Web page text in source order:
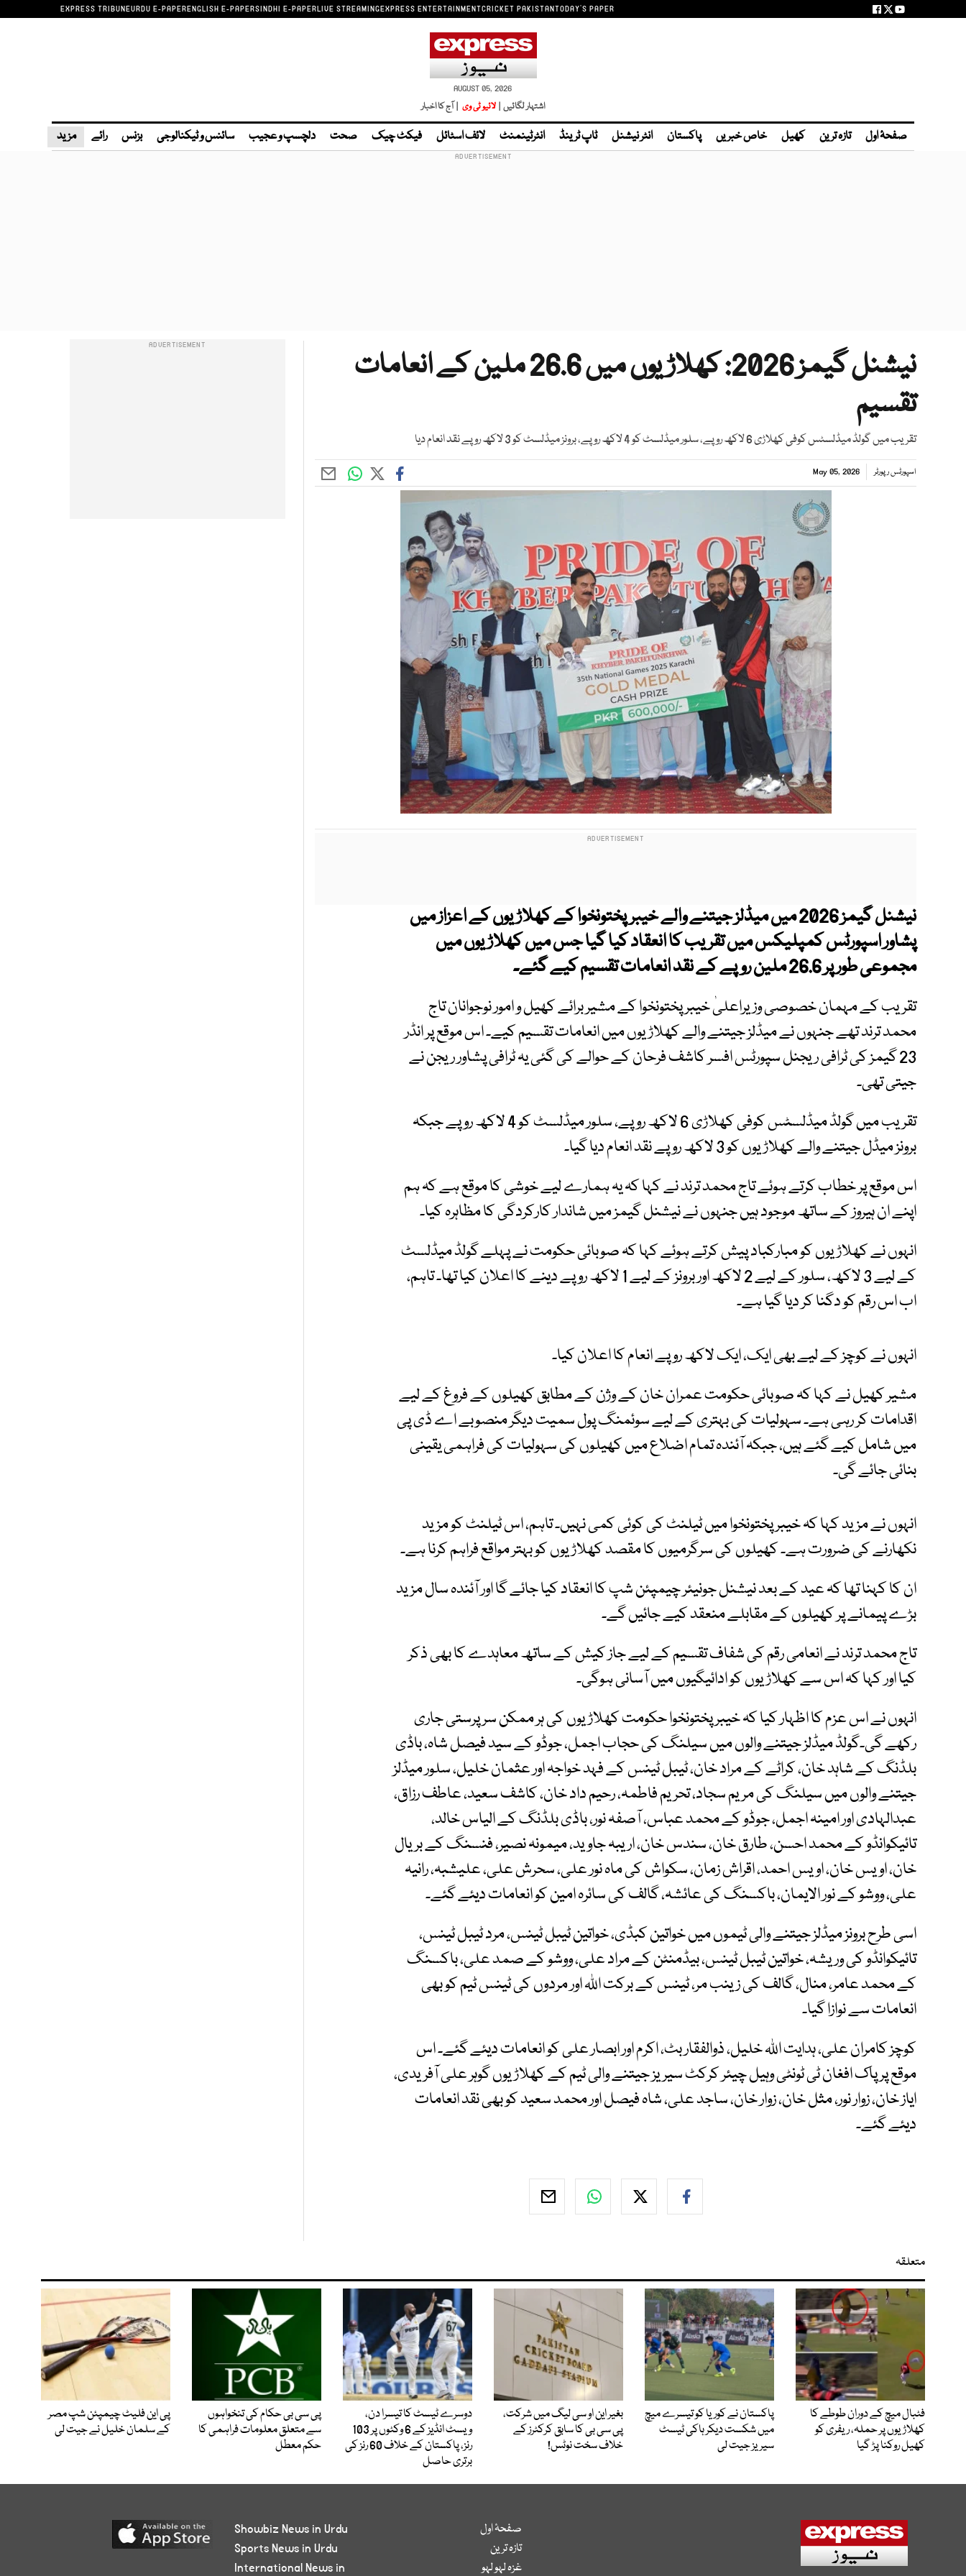
EXPRESS TRIBUNEURDU E-PAPERENGLISH E-PAPERSINDHI E-PAPERLIVE STREAMINGEXPRESS ENTERTAINMENTCRICKET PAKISTANTODAY'S PAPER
AUGUST 05, 2026
اشتہار لگائیں | لائیو ٹی وی | آج کا اخبار
صفحۂ اول تازہ ترین کھیل خاص خبریں پاکستان انٹر نیشنل ٹاپ ٹرینڈ انٹرٹینمنٹ لائف اسٹائل فیکٹ چیک صحت دلچسپ و عجیب سائنس و ٹیکنالوجی بزنس رائے مزید
نیشنل گیمز 2026: کھلاڑیوں میں 26.6 ملین کے انعامات
تقسیم
تقریب میں گولڈ میڈلسٹس کوفی کھلاڑی 6 لاکھ روپے، سلور میڈلسٹ کو 4 لاکھ روپے، برونز میڈلسٹ کو 3 لاکھ روپے نقد انعام دیا
اسپورٹس رپورٹر May 05, 2026
نیشنل گیمز 2026 میں میڈلز جیتنے والے خیبرپختونخوا کے کھلاڑیوں کے اعزاز میں
پشاوراسپورٹس کمپلیکس میں تقریب کا انعقاد کیا گیا جس میں کھلاڑیوں میں
مجموعی طور پر 26.6 ملین روپے کے نقد انعامات تقسیم کیے گئے۔
تقریب کے مہمان خصوصی وزیراعلیٰ خیبرپختونخوا کے مشیر برائے کھیل و امور نوجوانان تاج
محمد ترند تھے جنہوں نے میڈلز جیتنے والے کھلاڑیوں میں انعامات تقسیم کیے۔ اس موقع پر انڈر
23 گیمز کی ٹرافی ریجنل سپورٹس افسر کاشف فرحان کے حوالے کی گئی یہ ٹرافی پشاور ریجن نے
جیتی تھی۔
تقریب میں گولڈ میڈلسٹس کوفی کھلاڑی 6 لاکھ روپے، سلور میڈلسٹ کو 4 لاکھ روپے جبکہ
برونز میڈل جیتنے والے کھلاڑیوں کو 3 لاکھ روپے نقد انعام دیا گیا۔
اس موقع پر خطاب کرتے ہوئے تاج محمد ترند نے کہا کہ یہ ہمارے لیے خوشی کا موقع ہے کہ ہم
اپنے ان ہیروز کے ساتھ موجود ہیں جنہوں نے نیشنل گیمز میں شاندار کارکردگی کا مظاہرہ کیا۔
انہوں نے کھلاڑیوں کو مبارکباد پیش کرتے ہوئے کہا کہ صوبائی حکومت نے پہلے گولڈ میڈلسٹ
کے لیے 3 لاکھ، سلور کے لیے 2 لاکھ اور برونز کے لیے 1 لاکھ روپے دینے کا اعلان کیا تھا۔ تاہم،
اب اس رقم کو دگنا کر دیا گیا ہے۔
انہوں نے کوچز کے لیے بھی ایک، ایک لاکھ روپے انعام کا اعلان کیا۔
مشیر کھیل نے کہا کہ صوبائی حکومت عمران خان کے وژن کے مطابق کھیلوں کے فروغ کے لیے
اقدامات کر رہی ہے۔ سہولیات کی بہتری کے لیے سوئمنگ پول سمیت دیگر منصوبے اے ڈی پی
میں شامل کیے گئے ہیں، جبکہ آئندہ تمام اضلاع میں کھیلوں کی سہولیات کی فراہمی یقینی
بنائی جائے گی۔
انہوں نے مزید کہا کہ خیبرپختونخوا میں ٹیلنٹ کی کوئی کمی نہیں۔ تاہم، اس ٹیلنٹ کو مزید
نکھارنے کی ضرورت ہے۔ کھیلوں کی سرگرمیوں کا مقصد کھلاڑیوں کو بہتر مواقع فراہم کرنا ہے۔
ان کا کہنا تھا کہ عید کے بعد نیشنل جونیئر چیمپئن شپ کا انعقاد کیا جائے گا اور آئندہ سال مزید
بڑے پیمانے پر کھیلوں کے مقابلے منعقد کیے جائیں گے۔
تاج محمد ترند نے انعامی رقم کی شفاف تقسیم کے لیے جاز کیش کے ساتھ معاہدے کا بھی ذکر
کیا اور کہا کہ اس سے کھلاڑیوں کو ادائیگیوں میں آسانی ہوگی۔
انہوں نے اس عزم کا اظہار کیا کہ خیبرپختونخوا حکومت کھلاڑیوں کی ہر ممکن سرپرستی جاری
رکھے گی۔گولڈ میڈلز جیتنے والوں میں سیلنگ کی حجاب اجمل، جوڈو کے سید فیصل شاہ، باڈی
بلڈنگ کے شاہد خان، کراٹے کے مراد خان، ٹیبل ٹینس کے فہد خواجہ اور عثمان خلیل، سلور میڈلز
جیتنے والوں میں سیلنگ کی مریم سجاد، تحریم فاطمہ، رحیم داد خان، کاشف سعید، عاطف رزاق،
عبدالہادی اور امینہ اجمل، جوڈو کے محمد عباس، آصفہ نور، باڈی بلڈنگ کے الیاس خالد،
تائیکوانڈو کے محمد احسن، طارق خان، سندس خان، اریبہ جاوید، میمونہ نصیر، فنسنگ کے بریال
خان، اویس خان، اویس احمد، اقراش زمان، سکواش کی ماہ نور علی، سحرش علی، علیشبہ، رانیہ
علی، ووشو کے نور الایمان، باکسنگ کی عائشہ، گالف کی سائرہ امین کو انعامات دیئے گئے۔
اسی طرح برونز میڈلز جیتنے والی ٹیموں میں خواتین کبڈی، خواتین ٹیبل ٹینس، مرد ٹیبل ٹینس،
تائیکوانڈو کی وریشہ، خواتین ٹیبل ٹینس، بیڈمنٹن کے مراد علی، ووشو کے صمد علی، باکسنگ
کے محمد عامر، منال، گالف کی زینب مر، ٹینس کے برکت اللہ اور مردوں کی ٹینس ٹیم کو بھی
انعامات سے نوازا گیا۔
کوچز کامران علی، ہدایت اللہ خلیل، ذوالفقار بٹ، اکرم اور ابصار علی کو انعامات دیئے گئے۔ اس
موقع پر پاک افغان ٹی ٹونٹی وہیل چیئر کرکٹ سیریز جیتنے والی ٹیم کے کھلاڑیوں گوہر علی آفریدی،
ایاز خان، زوار نور، مثل خان، زوار خان، ساجد علی، شاہ فیصل اور محمد سعید کو بھی نقد انعامات
دیئے گئے۔
متعلقہ
فٹبال میچ کے دوران طوطے کا
کھلاڑیوں پر حملہ، ریفری کو
کھیل روکنا پڑ گیا
پاکستان نے کوریا کو تیسرے میچ
میں شکست دیکر ہاکی ٹیسٹ
سیریز جیت لی
بغیر این او سی لیگ میں شرکت،
پی سی بی کا سابق کرکٹرز کے
خلاف سخت نوٹس!
دوسرے ٹیسٹ کا تیسرا دن،
ویسٹ انڈیز کے 6 وکٹوں پر 103
رنز، پاکستان کے خلاف 60 رنز کی
برتری حاصل
پی سی بی حکام کی تنخواہوں
سے متعلق معلومات فراہمی کا
حکم معطل
پی این فلیٹ چیمپئن شپ مصر
کے سلمان خلیل نے جیت لی
صفحۂ اول
تازہ ترین
غزہ لہو لہو
Showbiz News in Urdu
Sports News in Urdu
International News in